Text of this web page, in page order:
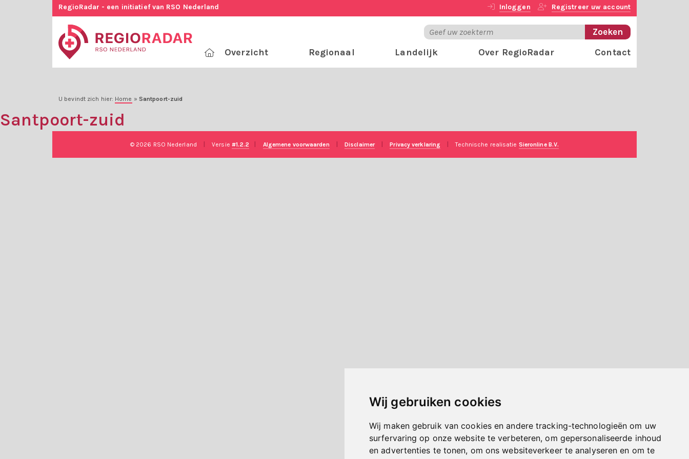
Wij gebruiken cookies
Wij maken gebruik van cookies en andere tracking-technologieën om uw
surfervaring op onze website te verbeteren, om gepersonaliseerde inhoud
en advertenties te tonen, om ons websiteverkeer te analyseren en om te
RegioRadar - een initiatief van RSO Nederland Inloggen Registreer uw account
Overzicht Regionaal Landelijk Over RegioRadar Contact
U bevindt zich hier: Home » Santpoort-zuid
Santpoort-zuid
© 2026 RSO Nederland Versie #1.2.2 Algemene voorwaarden Disclaimer Privacy verklaring Technische realisatie Sieronline B.V.